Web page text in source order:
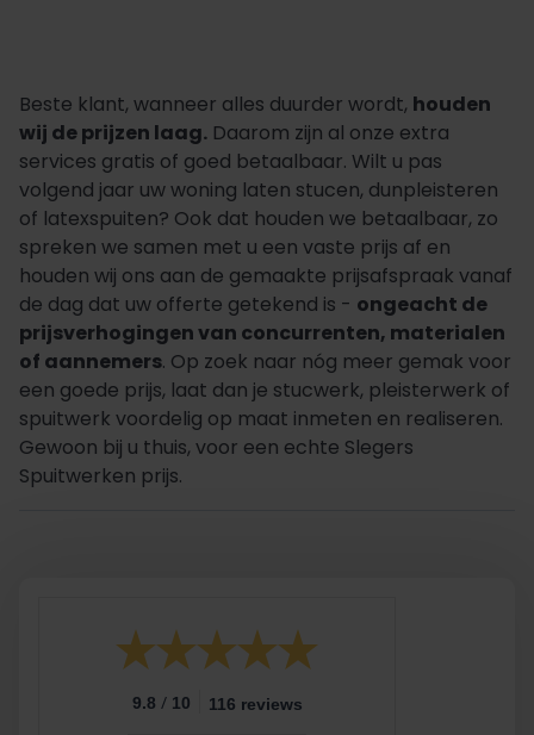
Beste klant, wanneer alles duurder wordt, houden
wij de prijzen laag. Daarom zijn al onze extra
services gratis of goed betaalbaar. Wilt u pas
volgend jaar uw woning laten stucen, dunpleisteren
of latexspuiten? Ook dat houden we betaalbaar, zo
spreken we samen met u een vaste prijs af en
houden wij ons aan de gemaakte prijsafspraak vanaf
de dag dat uw offerte getekend is - ongeacht de
prijsverhogingen van concurrenten, materialen
of aannemers. Op zoek naar nóg meer gemak voor
een goede prijs, laat dan je stucwerk, pleisterwerk of
spuitwerk voordelig op maat inmeten en realiseren.
Gewoon bij u thuis, voor een echte Slegers
Spuitwerken prijs.
9.8 / 10 116 reviews